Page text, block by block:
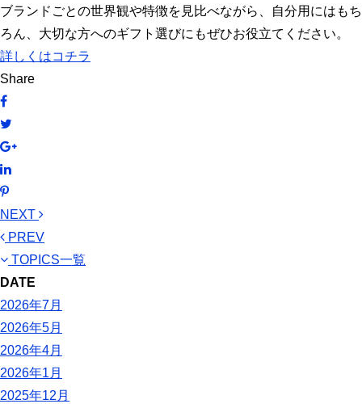
ブランドごとの世界観や特徴を見比べながら、自分用にはもち
ろん、大切な方へのギフト選びにもぜひお役立てください。
詳しくはコチラ
Share
NEXT
PREV
TOPICS一覧
DATE
2026年7月
2026年5月
2026年4月
2026年1月
2025年12月